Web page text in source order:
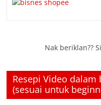
Nak beriklan??
Resepi Video dalam
(sesuai untuk